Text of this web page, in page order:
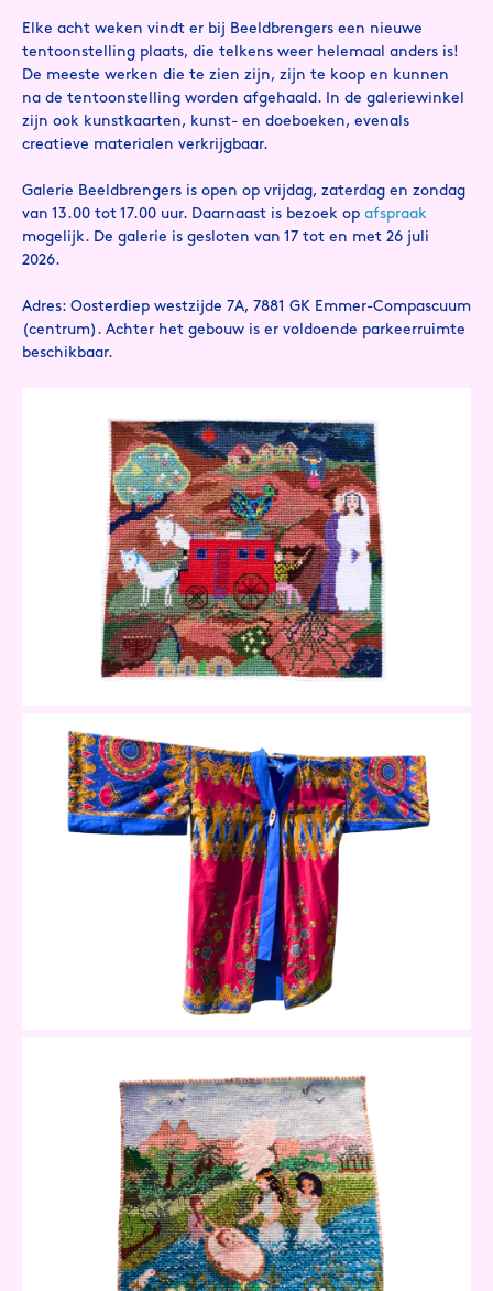
Elke acht weken vindt er bij Beeldbrengers een nieuwe
tentoonstelling plaats, die telkens weer helemaal anders is!
De meeste werken die te zien zijn, zijn te koop en kunnen
na de tentoonstelling worden afgehaald. In de galeriewinkel
zijn ook kunstkaarten, kunst- en doeboeken, evenals
creatieve materialen verkrijgbaar.
Galerie Beeldbrengers is open op vrijdag, zaterdag en zondag
van 13.00 tot 17.00 uur. Daarnaast is bezoek op afspraak
mogelijk. De galerie is gesloten van 17 tot en met 26 juli
2026.
Adres: Oosterdiep westzijde 7A, 7881 GK Emmer-Compascuum
(centrum). Achter het gebouw is er voldoende parkeerruimte
beschikbaar.